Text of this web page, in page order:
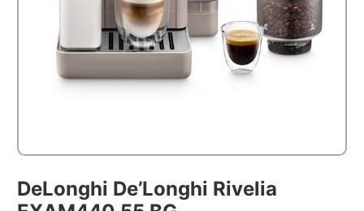
DeLonghi De’Longhi Rivelia